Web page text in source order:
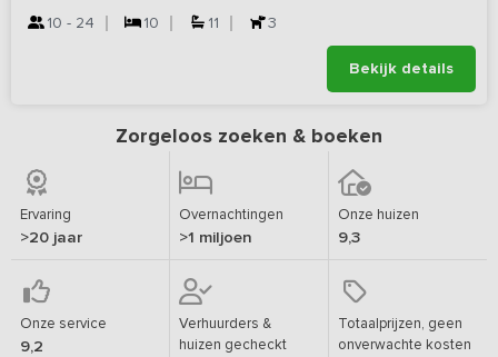
10 - 24 10 11 3
Bekijk details
Zorgeloos zoeken & boeken
Ervaring
>20 jaar
Overnachtingen
>1 miljoen
Onze huizen
9,3
Onze service
9,2
Verhuurders &
huizen gecheckt
Totaalprijzen, geen
onverwachte kosten